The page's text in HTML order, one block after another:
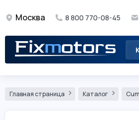
Москва 8 800 770-08-45
Главная страница Каталог